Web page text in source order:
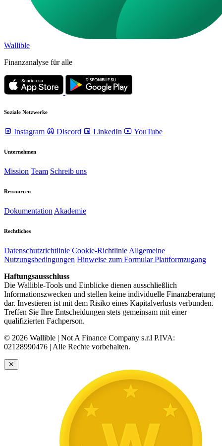
Wallible
Finanzanalyse für alle
Soziale Netzwerke
Instagram Discord LinkedIn YouTube
Unternehmen
Mission Team Schreib uns
Ressourcen
Dokumentation Akademie
Rechtliches
Datenschutzrichtlinie Cookie-Richtlinie Allgemeine
Nutzungsbedingungen Hinweise zum Formular Plattformzugang
Haftungsausschluss
Die Wallible-Tools und Einblicke dienen ausschließlich
Informationszwecken und stellen keine individuelle Finanzberatung
dar. Investieren ist mit dem Risiko eines Kapitalverlusts verbunden.
Treffen Sie Ihre Entscheidungen stets gemeinsam mit einer
qualifizierten Fachperson.
© 2026 Wallible | Not A Finance Company s.r.l P.IVA:
02128990476 | Alle Rechte vorbehalten.